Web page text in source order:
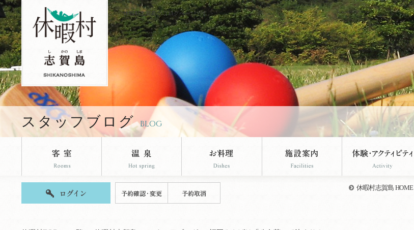
休暇村志賀島のブログページです。
スタッフブログ BLOG
休暇村志賀島 HOME